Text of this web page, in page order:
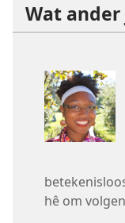
Wat
hê om